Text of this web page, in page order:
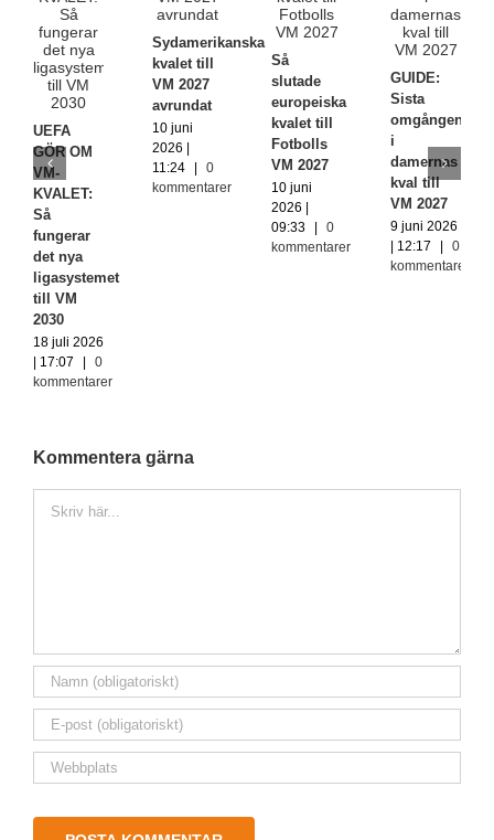
UEFA
GÖR OM
VM-
KVALET:
Så
fungerar
det nya
ligasystemet
till VM
2030
18 juli 2026
| 17:07
0
kommentarer
Sydamerikanska
kvalet till
VM 2027
avrundat
10 juni
2026 |
11:24
0
kommentarer
Så
slutade
europeiska
kvalet till
Fotbolls
VM 2027
10 juni
2026 |
09:33
0
kommentarer
GUIDE:
Sista
omgången
i
damernas
kval till
VM 2027
9 juni 2026
| 12:17
0
kommentarer
Kommentera gärna